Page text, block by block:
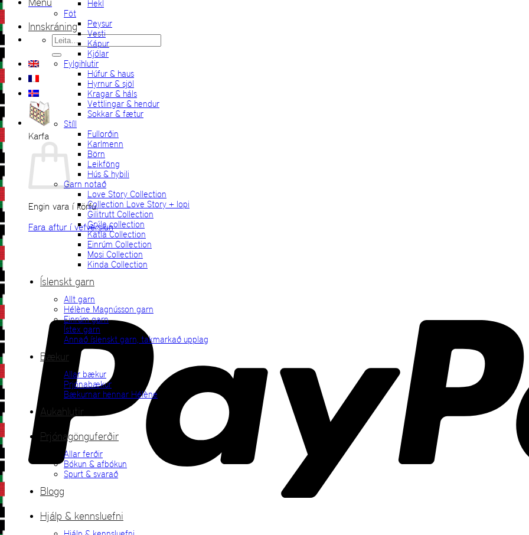
Menu
Innskráning
Leita
eftir:
Karfa
Engin vara í körfu.
Fara aftur í vefverslun
Hekl
Föt
Peysur
Vesti
Kápur
Kjólar
Fylgihlutir
Húfur & haus
Hyrnur & sjöl
Kragar & háls
Vettlingar & hendur
Sokkar & fætur
Stíll
Fullorðin
Karlmenn
Börn
Leikföng
Hús & hybili
Garn notað
Love Story Collection
Collection Love Story + lopi
Gilitrutt Collection
Grýla collection
Katla Collection
Einrúm Collection
Mosi Collection
Kinda Collection
Íslenskt garn
Allt garn
Hélène Magnússon garn
Einrúm garn
Ístex garn
Annað íslenskt garn, takmarkað upplag
Bækur
Allar bækur
Prjónabækur
Bækurnar hennar Hélène
Aukahlutir
Prjónagönguferðir
Allar ferðir
Bókun & afbókun
Spurt & svarað
Blogg
Hjálp & kennsluefni